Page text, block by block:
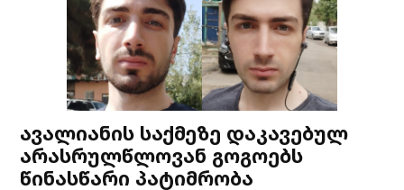
ავალიანის საქმეზე დაკავებულ
არასრულწლოვან გოგოებს
წინასწარი პატიმრობა